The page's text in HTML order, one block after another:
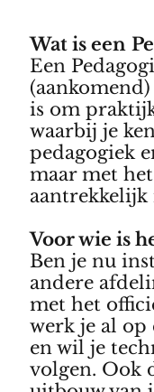
Wat is een
Een
is om
waarbij je
pedagogiek
maar met
Voor wie is
Ben je nu
andere
met het
werk je al op
en wil je
volgen. Ook